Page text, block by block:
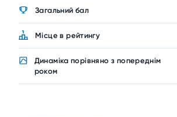
Загальний бал
Місце в рейтингу
Динаміка порівняно з попереднім
роком